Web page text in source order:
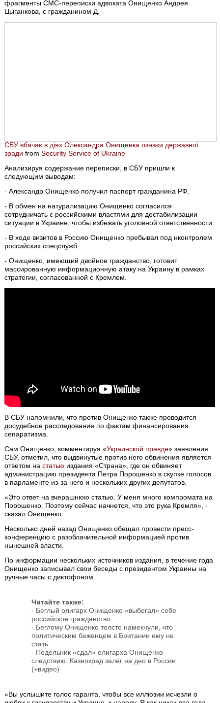
фрагменты СМС-переписки адвоката Онищенко Андрея
Цыганкова, с гражданином Д.
СБУ вбачає в діях Олександра Онищенка ознаки державної
зради fromSecurity Service of Ukraine
Анализируя содержание переписки, в СБУ пришли к
следующим выводам:
- Александр Онищенко получил паспорт гражданина РФ.
- В обмен на натурализацию Онищенко согласился
сотрудничать с российскими властями для дестабилизации
ситуации в Украине, чтобы избежать уголовной ответственности.
- В ходе визитов в Россию Онищенко пребывал под нконтролем
российских спецслужб.
- Онищенко, имеющий двойное гражданство, готовит
массированную информационную атаку на Украину в рамках
стратегии, согласованной с Кремлем.
В СБУ напомнили, что против Онищенко также проводится
досудебное расследование по фактам финансирования
сепаратизма.
Сам Онищенко, комментируя «Украинской правде» заявления
СБУ, отметил, что выдвинутые против него обвинения является
ответом на статью издания «Страна», где он обвиняет
администрацию президента Петра Порошенко в скупке голосов
в парламенте из-за него и нескольких других депутатов.
«Это ответ на вчерашнюю статью. У меня много компромата на
Порошенко. Поэтому сейчас начнется, что это рука Кремля», -
сказал Онищенко.
Несколько дней назад Онищенко обещал провести пресс-
конференцию с разоблачительной информацией против
нынешней власти.
По информации нескольких источников издания, в течение года
Онищенко записывал свои беседы с президентом Украины на
ручные часы с диктофоном.
Читайте также:
- Беглый олигарх Онищенко «выбегал» себе
российское гражданство
- Беглому Онищенко толсто намекнули, что
политическим беженцем в Британии ему не
стать
- Подельник «сдал» олигарха Онищенко
следствию. Казнокрад залёг на дно в России
(+видео)
«Вы услышите голос гаранта, чтобы все иллюзии исчезли о